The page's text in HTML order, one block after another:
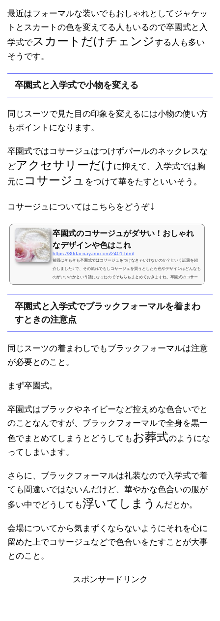
最近はフォーマルな装いでもおしゃれとしてジャケッ
トとスカートの色を変えてる人もいるので卒園式と入
学式でスカートだけチェンジする人も多い
そうです。
卒園式と入学式で小物を変える
同じスーツで見た目の印象を変えるには小物の使い方
もポイントになります。
卒園式ではコサージュはつけずパールのネックレスな
どアクセサリーだけ に抑えて、入学式では胸
元に コサージュ をつけて華をたすといいそう。
コサージュについてはこちらをどうぞ↓
卒園式のコサージュがダサい！おしゃれ
なデザインや色はこれ
https://30dai-nayami.com/2401.html
前回はそもそも卒園式ではコサージュをつけなきゃいけないのか？という話題を紹
介しました↓ で、その流れでもしコサージュを買うとしたら色やデザインはどんなも
のがいいのかという話になったのでそちらもまとめておきますね。卒園式のコサー
ジュがダサい！さて、前回の話の流れで、もしコサージュを買うとしたらどんなコ
サージュを買えばいいのか？というのも話題になりました。コサージュってふだん
使うことはまずないし、コサージュを買う機会もないので選び方に迷う。しかも、
やっぱりコサージュってダサいイメージしかない･･･(￣д...
卒園式と入学式でブラックフォーマルを着まわ
すときの注意点
同じスーツの着まわしでもブラックフォーマルは注意
が必要とのこと。
まず卒園式。
卒園式はブラックやネイビーなど控えめな色合いでと
のことなんですが、ブラックフォーマルで全身を黒一
色でまとめてしまうとどうしても お葬式のようにな
ってしまいます。
さらに、ブラックフォーマルは礼装なので入学式で着
ても間違いではないんだけど、華やかな色合いの服が
多い中でどうしても浮いてしまう んだとか。
会場についてから気まずくならないようにそれを心に
留めた上でコサージュなどで色合いをたすことが大事
とのこと。
スポンサードリンク